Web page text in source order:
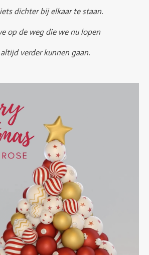
dichter bij elkaar te staan.
op de weg die we nu lopen
verder kunnen gaan.